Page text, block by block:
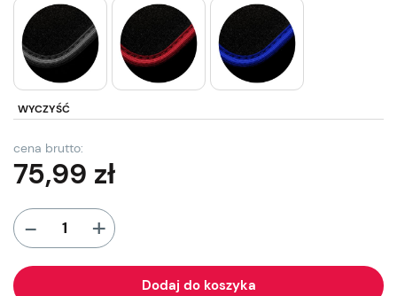
WYCZYŚĆ
cena brutto:
75,99 zł
- +
Dodaj do koszyka